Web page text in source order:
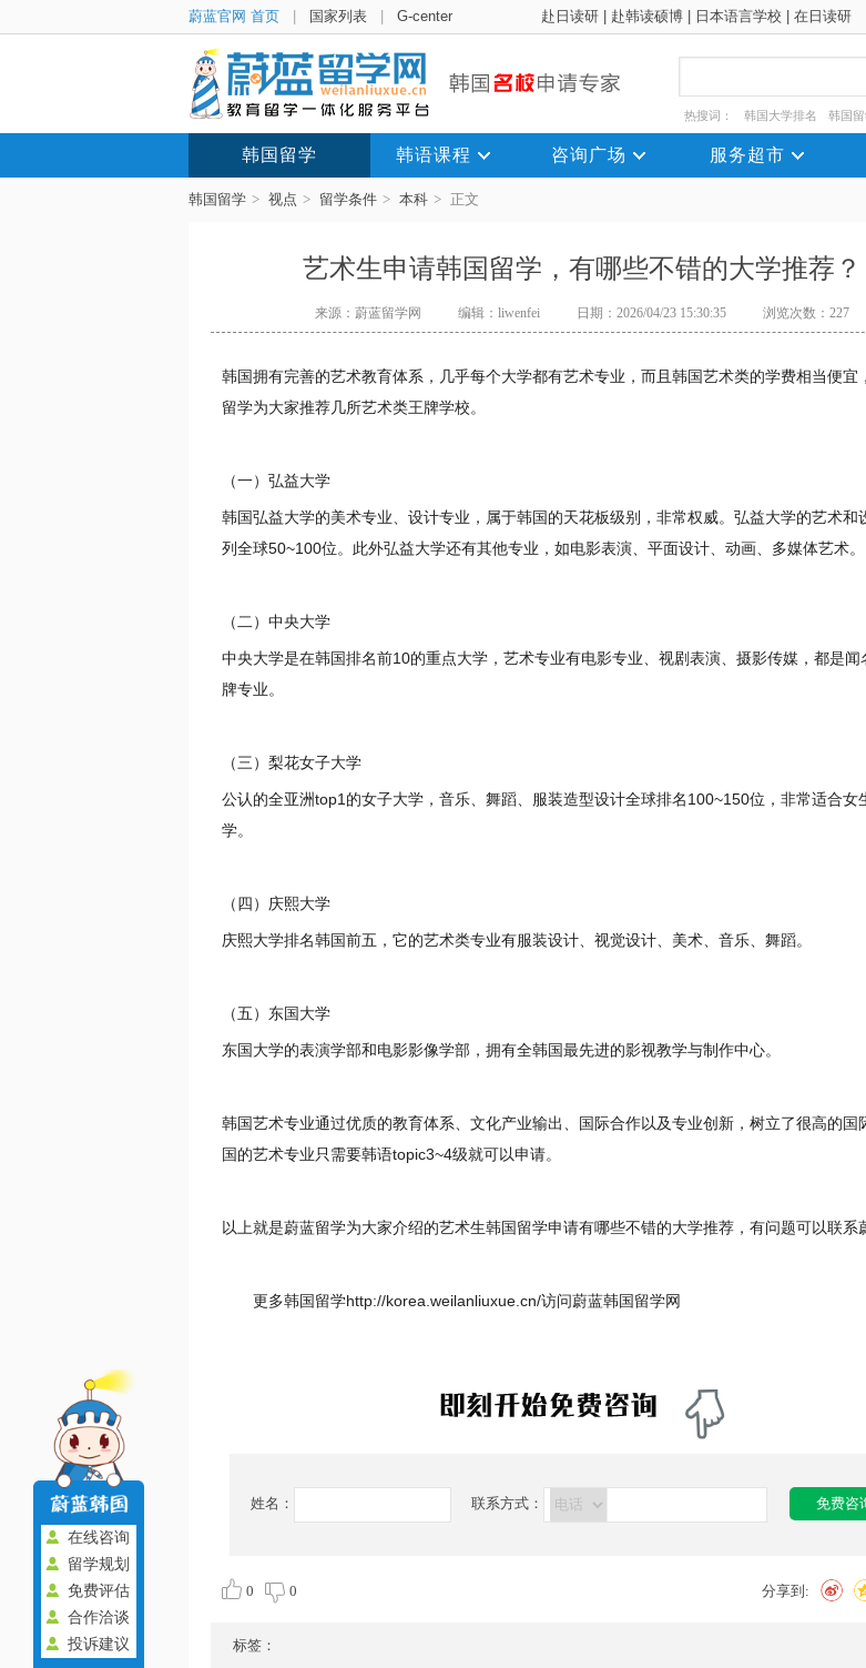
蔚蓝官网 首页 国家列表 G-center 赴日读研 赴韩读硕博 日本语言学校 在日读研
热搜词： 韩国大学排名 韩国
韩国留学 韩语课程 咨询广场 服务超市
韩国留学 > 视点 > 留学条件 > 本科 > 正文
艺术生申请韩国留学，有哪些不错的大学推荐？
来源：蔚蓝留学网 编辑：liwenfei 日期：2026/04/23 15:30:35 浏览次数：227
韩国拥有完善的艺术教育体系，几乎每个大学都有艺术专业，而且韩国艺术类的学费相当便宜
留学为大家推荐几所艺术类王牌学校。
（一）弘益大学
韩国弘益大学的美术专业、设计专业，属于韩国的天花板级别，非常权威。弘益大学的艺术和
列全球50~100位。此外弘益大学还有其他专业，如电影表演、平面设计、动画、多媒体艺术。
（二）中央大学
中央大学是在韩国排名前10的重点大学，艺术专业有电影专业、视剧表演、摄影传媒，都是闻
牌专业。
（三）梨花女子大学
公认的全亚洲top1的女子大学，音乐、舞蹈、服装造型设计全球排名100~150位，非常适合女
学。
（四）庆熙大学
庆熙大学排名韩国前五，它的艺术类专业有服装设计、视觉设计、美术、音乐、舞蹈。
（五）东国大学
东国大学的表演学部和电影影像学部，拥有全韩国最先进的影视教学与制作中心。
韩国艺术专业通过优质的教育体系、文化产业输出、国际合作以及专业创新，树立了很高的国
国的艺术专业只需要韩语topic3~4级就可以申请。
以上就是蔚蓝留学为大家介绍的艺术生韩国留学申请有哪些不错的大学推荐，有问题可以联系
更多韩国留学http://korea.weilanliuxue.cn/访问蔚蓝韩国留学网
姓名： 联系方式： 免费咨
0 0 分享到:
标签：
在线咨询
留学规划
免费评估
合作洽谈
投诉建议